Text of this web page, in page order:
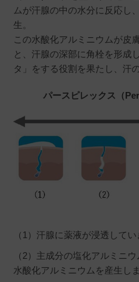
非公開
投稿日
2026/05/02
脇汗かきません！ただ
ミー
40代
1ヶ月程前に低刺激を購
ったので、送料無料キャ
ムが汗腺の中の水分に反応し
生。
この水酸化アルミニウムが皮
と、汗腺の深部に角栓を形成
タ」をする役割を果たし、汗
パースピレックス（
（1）汗腺に薬液が浸透してい
（2）主成分の塩化アルミニ
水酸化アルミニウムを産生しま